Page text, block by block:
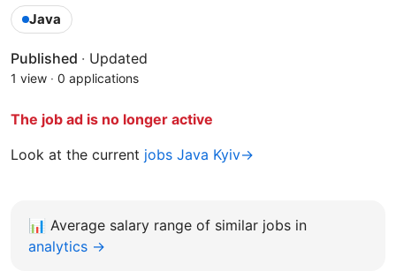
Java
Published · Updated
1 view · 0 applications
The job ad is no longer active
Look at the current jobs Java Kyiv→
📊 Average salary range of similar jobs in
analytics →